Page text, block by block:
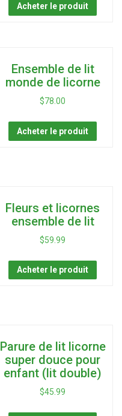
Acheter le produit
Ensemble de lit
monde de licorne
$78.00
Acheter le produit
Fleurs et licornes
ensemble de lit
$59.99
Acheter le produit
Parure de lit licorne
super douce pour
enfant (lit double)
$45.99